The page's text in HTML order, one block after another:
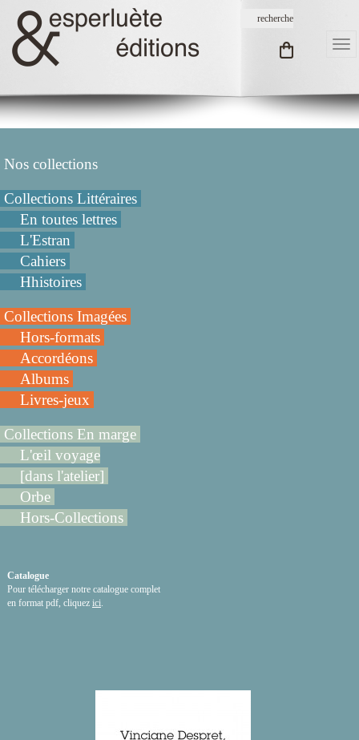
Nos collections
Collections Littéraires
En toutes lettres
L'Estran
Cahiers
Hhistoires
Collections Imagées
Hors-formats
Accordéons
Albums
Livres-jeux
Collections En marge
L'œil voyage
[dans l'atelier]
Orbe
Hors-Collections
Catalogue
Pour télécharger notre catalogue complet
en format pdf, cliquez ici.